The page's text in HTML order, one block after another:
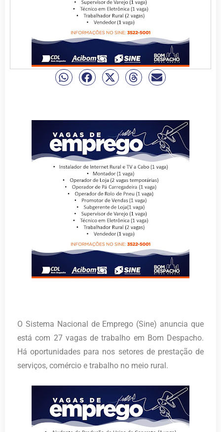
O Sistema Nacional de Emprego (Sine) anuncia que
está com 27 vagas de trabalho em Bom Despacho.
Há oportunidades para nos setores de prestação de
serviços, comércio e trabalho no meio rural.